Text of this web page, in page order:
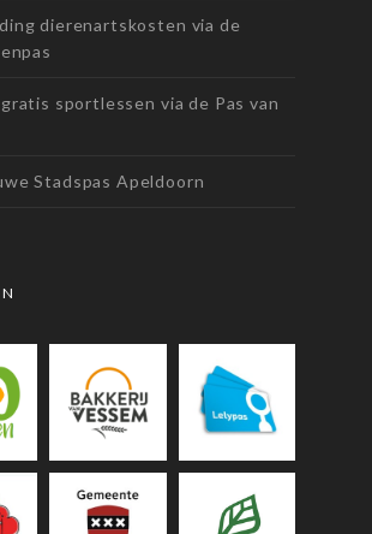
dierenartskosten via de
sportlessen via de Pas van
Stadspas Apeldoorn